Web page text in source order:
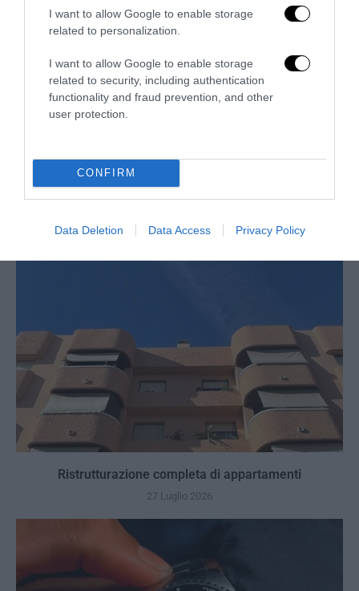
I want to allow Google to enable storage
related to personalization.
I want to allow Google to enable storage
related to security, including authentication
functionality and fraud prevention, and other
user protection.
CONFIRM
Data Deletion Data Access Privacy Policy
No Kings, Palazzo Ducale si dissocia e punta il dito sul
Comune di Genova
Ristrutturazione completa di appartamenti
27 Luglio 2026